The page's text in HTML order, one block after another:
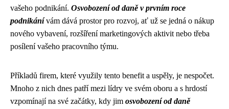
vašeho podnikání. Osvobození od daně v prvním roce
podnikánívám dává prostor pro rozvoj, ať už se jedná o nákup
nového vybavení, rozšíření marketingových aktivit nebo třeba
posílení vašeho pracovního týmu.
Příkladů firem, které využily tento benefit a uspěly, je nespočet.
Mnoho z nich dnes patří mezi lídry ve svém oboru a s hrdostí
vzpomínají na své začátky, kdy jim osvobození od daně